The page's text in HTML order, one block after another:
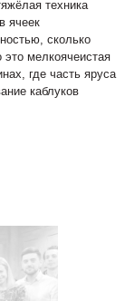
техника
ячеек
сколько
мелкоячеистая
где часть яруса
каблуков